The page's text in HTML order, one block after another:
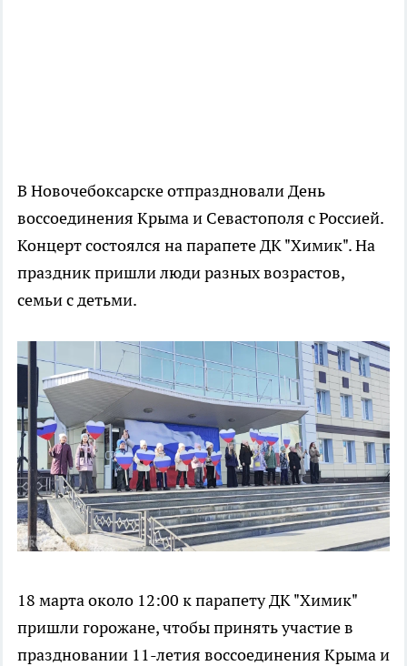
В Новочебоксарске отпраздновали День
воссоединения Крыма и Севастополя с Россией.
Концерт состоялся на парапете ДК "Химик". На
праздник пришли люди разных возрастов,
семьи с детьми.
18 марта около 12:00 к парапету ДК "Химик"
пришли горожане, чтобы принять участие в
праздновании 11-летия воссоединения Крыма и